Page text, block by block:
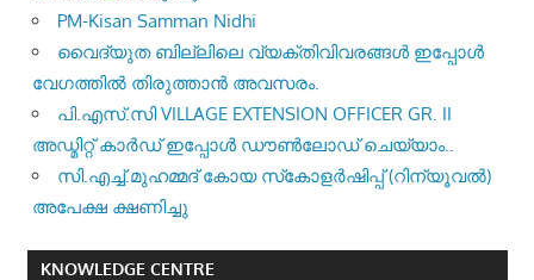
PM-Kisan Samman Nidhi
വൈദ്യുത ബില്ലിലെ വ്യക്തിവിവരങ്ങൾ ഇപ്പോൾ
വേഗത്തിൽ തിരുത്താൻ അവസരം.
പി.എസ്.സി VILLAGE EXTENSION OFFICER GR. II
അഡ്മിറ്റ് കാർഡ് ഇപ്പോൾ ഡൗൺലോഡ് ചെയ്യാം..
സി.എച്ച്.മുഹമ്മദ് കോയ സ്‌കോളർഷിപ്പ് (റിന്യൂവൽ)
അപേക്ഷ ക്ഷണിച്ചു
KNOWLEDGE CENTRE